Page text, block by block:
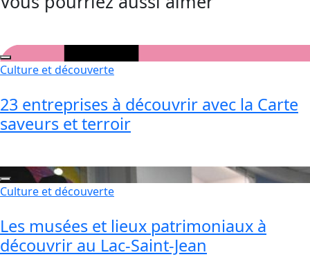
Culture et découverte
23 entreprises à découvrir avec la Carte
saveurs et terroir
Culture et découverte
Les musées et lieux patrimoniaux à
découvrir au Lac-Saint-Jean